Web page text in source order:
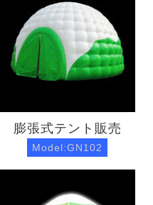
膨張式テント販売
Model:GN102